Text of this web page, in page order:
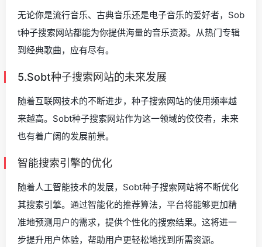
无论你是流行音乐、古典音乐还是电子音乐的爱好者，Sob
t种子搜索网站都能为你提供海量的音乐资源。从热门专辑
到经典歌曲，应有尽有。
5.Sobt种子搜索网站的未来发展
随着互联网技术的不断进步，种子搜索网站的使用频率越
来越高。Sobt种子搜索网站作为这一领域的佼佼者，未来
也有着广阔的发展前景。
智能搜索引擎的优化
随着人工智能技术的发展，Sobt种子搜索网站将不断优化
其搜索引擎。通过智能化的推荐算法，平台将能够更加精
准地预测用户的需求，提供个性化的搜索结果。这将进一
步提升用户体验，帮助用户更轻松地找到所需资源。